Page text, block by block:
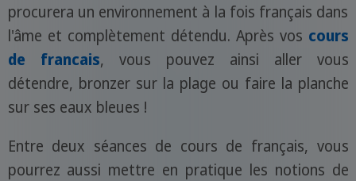
procurera un environnement à la fois français dans
l'âme et complètement détendu. Après vos cours
de francais, vous pouvez ainsi aller vous
détendre, bronzer sur la plage ou faire la planche
sur ses eaux bleues !
Entre deux séances de cours de français, vous
pourrez aussi mettre en pratique les notions de